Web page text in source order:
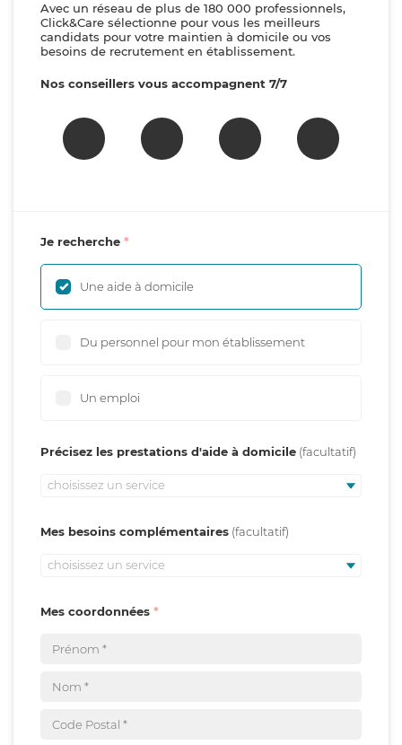
Avec un réseau de plus de 180 000 professionnels,
Click&Care sélectionne pour vous les meilleurs
candidats pour votre maintien à domicile ou vos
besoins de recrutement en établissement.
Nos conseillers vous accompagnent 7/7
Je recherche
Une aide à domicile
Du personnel pour mon établissement
Un emploi
Précisez les prestations d'aide à domicile
choisissez un service
Mes besoins complémentaires
choisissez un service
Mes coordonnées